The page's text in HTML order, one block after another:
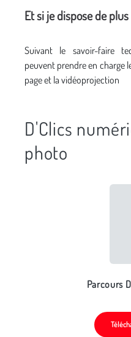
Et si je dispose de
Suivant le savoir-faire
peuvent prendre en charge
page et la vidéoprojection
D'Clics
photo
Parcours